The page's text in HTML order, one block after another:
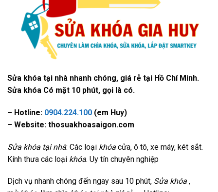
Sửa khóa tại nhà nhanh chóng, giá rẻ tại Hồ Chí Minh.
Sửa khóa Có mặt 10 phút, gọi là có.
– Hotline: 0904.224.100 (em Huy)
– Website: thosuakhoasaigon.com
Sửa khóa tại nhà: Các loại khóa cửa, ô tô, xe máy, két sắt.
Kính thưa các loại khóa. Uy tín chuyên nghiệp
Dịch vụ nhanh chóng đến ngay sau 10 phút, Sửa khóa ,